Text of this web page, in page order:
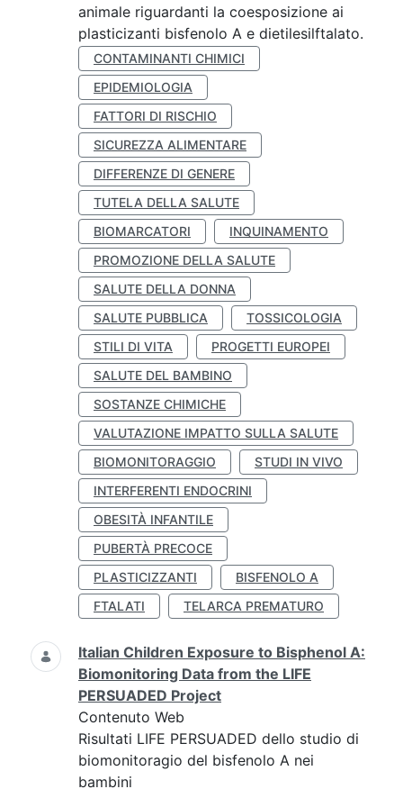
animale riguardanti la coesposizione ai
plasticizanti bisfenolo A e dietilesilftalato.
CONTAMINANTI CHIMICI
EPIDEMIOLOGIA
FATTORI DI RISCHIO
SICUREZZA ALIMENTARE
DIFFERENZE DI GENERE
TUTELA DELLA SALUTE
BIOMARCATORI
INQUINAMENTO
PROMOZIONE DELLA SALUTE
SALUTE DELLA DONNA
SALUTE PUBBLICA
TOSSICOLOGIA
STILI DI VITA
PROGETTI EUROPEI
SALUTE DEL BAMBINO
SOSTANZE CHIMICHE
VALUTAZIONE IMPATTO SULLA SALUTE
BIOMONITORAGGIO
STUDI IN VIVO
INTERFERENTI ENDOCRINI
OBESITÀ INFANTILE
PUBERTÀ PRECOCE
PLASTICIZZANTI
BISFENOLO A
FTALATI
TELARCA PREMATURO
Italian Children Exposure to Bisphenol A:
Biomonitoring Data from the LIFE
PERSUADED Project
Contenuto Web
Risultati LIFE PERSUADED dello studio di
biomonitoragio del bisfenolo A nei
bambini